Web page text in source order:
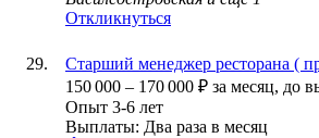
Откликнуться
Старший менеджер ресторана (
150 000 – 170 000 ₽ за месяц, до
Опыт 3-6 лет
Выплаты: Два раза в месяц